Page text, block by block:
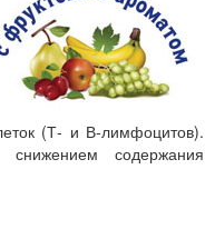
(Т- и В-лимфоцитов).
содержания